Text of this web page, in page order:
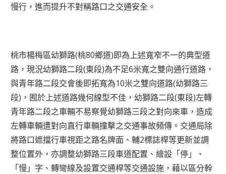
慢行，進而提升不對稱路口之交通安全。
桃市楊梅區幼獅路(桃80鄉道)即為上述寬窄不一的典型道
路，現況幼獅路二段(東段)為不足6米寬之雙向通行道路，
與青年路二段交會後即拓寬為10米之雙向道路(幼獅路三
段)，囿於上述道路幾何線型不佳，幼獅路二段(東段)左轉
青年路二段之車輛不易察覺幼獅路三段之對向來車，造成
左轉車輛遭對向直行車輛撞擊之交通事故頻傳。交通局除
將路口遮擋行車視距之路名牌面、輔2標誌桿等更新並調
整位置外，亦調整幼獅路三段車道配置、繪設「停」、
「慢」字、轉彎線及設置交通桿等交通設施，藉以區分幹